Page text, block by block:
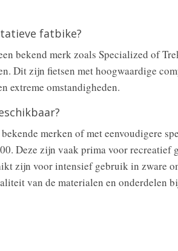
fatbike?
bekend merk zoals Specialized of
Dit zijn fietsen met hoogwaardige
extreme omstandigheden.
merken of met eenvoudigere
Deze zijn vaak prima voor
zijn voor intensief gebruik in zware
van de materialen en onderdelen